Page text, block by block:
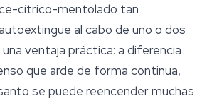
cítrico-mentolado tan
al cabo de uno o dos
ventaja práctica: a diferencia
que arde de forma continua,
se puede reencender muchas